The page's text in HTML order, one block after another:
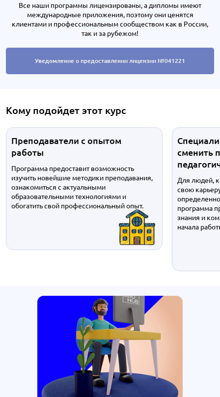
Все наши программы лицензированы, а дипломы имеют
международные приложения, поэтому они ценятся
клиентами и профессиональным сообществом как в России,
так и за рубежом!
Уведомление о предоставлении лицензии №041221
Кому подойдет этот курс
Преподаватели с опытом
работы
Программа предоставит возможность
изучить новейшие методики преподавания,
ознакомиться с актуальными
образовательными технологиями и
обогатить свой профессиональный опыт.
сменить
Для людей,
свою
программа
знания и
начала